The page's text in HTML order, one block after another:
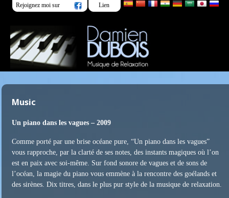
Lien
Rejoignez moi sur
Music
Un piano dans les vagues – 2009
Comme porté par une brise océane pure, “Un piano dans les vagues”
vous rapproche, par la clarté de ses notes, des instants magiques où l’on
est en paix avec soi-même. Sur fond sonore de vagues et de sons de
l’océan, la magie du piano vous emmène à la rencontre des goélands et
des sirènes. Dix titres, dans le plus pur style de la musique de relaxation.